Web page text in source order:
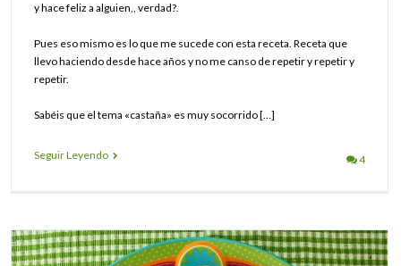
y hace feliz a alguien,, verdad?.
Pues eso mismo es lo que me sucede con esta receta. Receta que
llevo haciendo desde hace años y no me canso de repetir y repetir y
repetir.
Sabéis que el tema «castaña» es muy socorrido […]
Seguir Leyendo 4